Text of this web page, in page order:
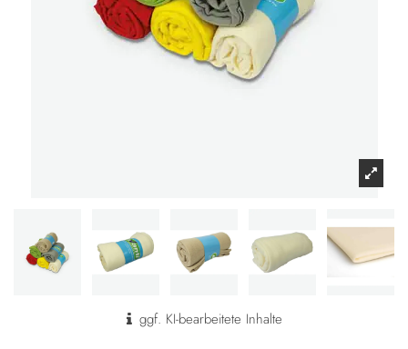
ggf. KI-bearbeitete Inhalte